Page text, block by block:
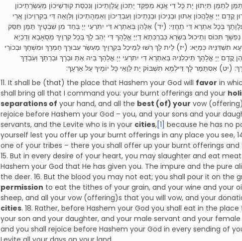
לְתַמָּן תַּיְתוּן יָת כָּל דִּי אֲנָא מְפַקֵּד יָתְכוֹן עֲלָוָתֵיכוֹן וְנִכְסַת קוּדְשֵׁיכוֹן מַעְשְׂרָתֵיכוֹן
יְיָ אֱלָהֲכוֹן אַתּוּן וּבְנֵיכוֹן וּבְנָתֵיכוֹן וְעַבְדֵיכוֹן וְאַמְהָתֵיכוֹן וְלֵוָאָה דִּי בְקִרְוֵיכוֹן אֲרֵי
בְּכָל אַתְרָא דִּי תֶחֱזֵי: (יד) אֶלָּהֵן בְּאַתְרָא דִּי יִתִּרְעֵי יְיָ בְּחַד מִן שִׁבְטָיךְ תַּמָּן תַּסֵּק
תִּכּוֹס וְתֵיכוּל בִּשְׂרָא כְּבִרְכְּתָא דַיְיָ אֱלָהָךְ דִּי יְהַב לָךְ בְּכָל קִרְוָיךְ מְסָאָבָא וְדַכְיָא
תִשְׁדִּנֵּיהּ כְּמַיָּא: (יז) לֵית לָךְ רְשׁוּ לְמֵיכַל בְּקִרְוָיךְ מַעְשַׂר עִבוּרָךְ חַמְרָךְ וּמִשְׁחָךְ וּבְכוֹרֵי
קֳדָם יְיָ אֱלָהָךְ תֵּיכְלִנֵּיהּ בְּאַתְרָא דִּי יִתִּרְעֵי יְיָ אֱלָהָךְ בֵּיהּ אַתְּ וּבְרָךְ וּבְרַתָּךְ וְעַבְדָּךְ
(יט) אִסְתַּמַּר לָךְ דִּילְמָא תִשְׁבּוֹק יָת לֵוָאֵי כָּל יוֹמָיךְ עַל אַרְעָךְ:
11. It shall be (that) the place that Hashem your God will favor in
shall bring all that I command you: your burnt offerings and your
separations of your hand, and all the best (of) your vow
rejoice before Hashem your God – you, and your sons and your
servants, and the Levite who is in your cities,[1] because he has no
yourself lest you offer up your burnt offerings in any place you see,
one of your tribes – there you shall offer up your burnt offerings
15. But in every desire of your heart, you may slaughter and eat
Hashem your God that He has given you. The impure and the pure
the deer. 16. But the blood you may not eat; you shall pour it on the
permission to eat the tithes of your grain, and your wine and your
sheep, and all your vow (offering)s that you will vow, and your
cities. 18. Rather, before Hashem your God you shall eat in the
your son and your daughter, and your male servant and your
and you shall rejoice before Hashem your God in every sending of